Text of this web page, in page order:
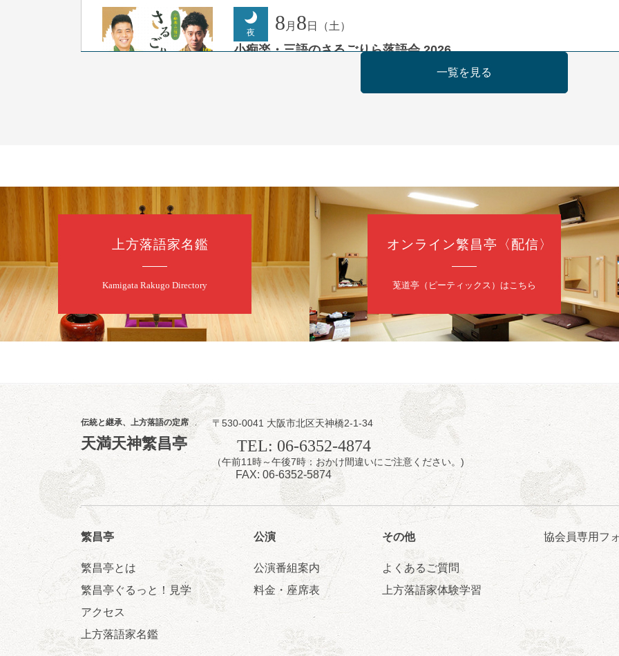
夜 8 月 8 日（土）
小痴楽・三語のさるごりら落語会 2026
朝
日（日）
第98回 桂慶枝の早起き寄席～親子の噺スペシャル～
桂慶枝「KCストーリー」／月亭遊真「真田小僧」／桂三実「ワンワン」／桂慶枝「せ
開演：午前10時（9時30分開場）1F全席指定 2F全席自由
前売2,000円 当日2,500円 25歳以下前売・当日共1,000円
お問合せ：落語ファクトリー 0120-874-315
昼席：番組案内
桂二豆／露の瑞／桂きん太郎／いわみせいじ（似顔絵）／桂三扇／桂文太～仲入～笑
★菟道亭配信あり
夜 8 月9日（日）
らららのらくご会④
桂雀太「まんじゅうこわい」／桂三度「青菜」／桂三実「ミュージック野菜ステーシ
「なんのこっちゃねんあれこれ」
開演：午後6時（5時30分開場）全席指定
一覧を見る
上方落語家名鑑
Kamigata Rakugo Directory
オンライン繁昌亭〈配信〉
莵道亭（ピーティックス）はこちら
伝統と継承、上方落語の定席
天満天神繁昌亭
〒530-0041 大阪市北区天神橋2-1-34
TEL: 06-6352-4874
（午前11時～午後7時：おかけ間違いにご注意ください。)
FAX: 06-6352-5874
繁昌亭
繁昌亭とは
繁昌亭ぐるっと！見学
アクセス
上方落語家名鑑
公演
公演番組案内
料金・座席表
その他
よくあるご質問
上方落語家体験学習
協会員専用フ